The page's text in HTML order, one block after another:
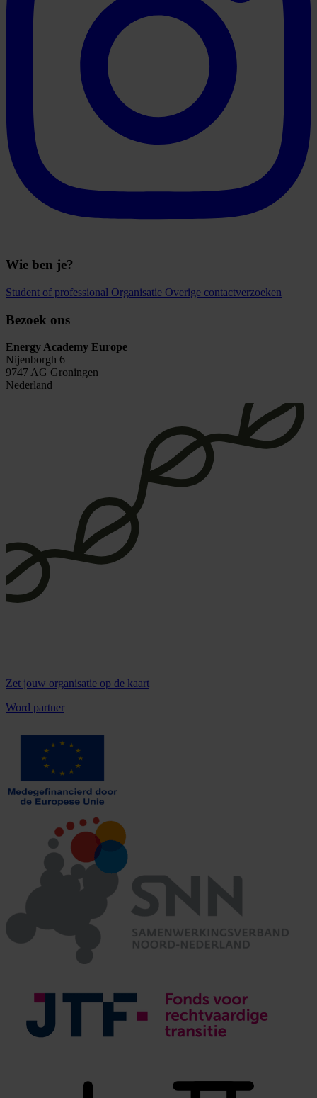
Wie ben je?
Student of professional Organisatie Overige contactverzoeken
Bezoek ons
Energy Academy Europe
Nijenborgh 6
9747 AG Groningen
Nederland
Zet jouw organisatie op de kaart
Word partner